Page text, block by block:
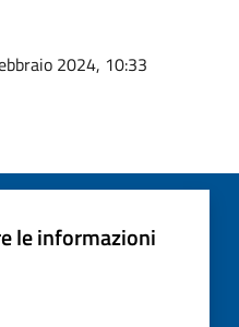
2024, 10:33
le informazioni